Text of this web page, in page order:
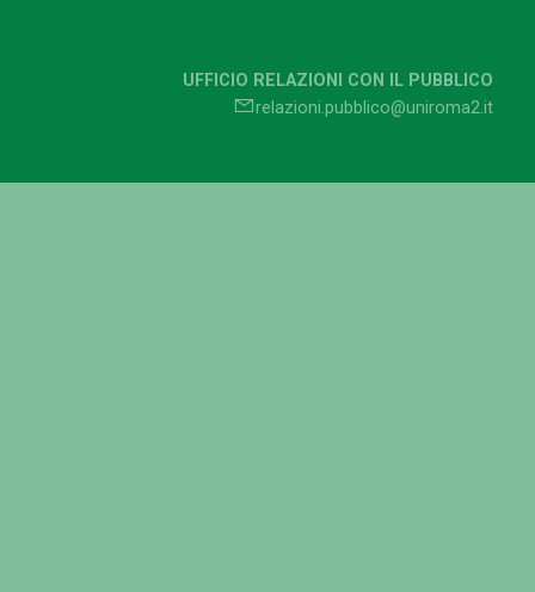
UFFICIO RELAZIONI CON IL PUBBLICO
relazioni.pubblico@uniroma2.it